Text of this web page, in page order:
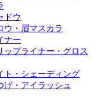
ドウ
ウ・眉マスカラ
ナー
ップライナー・グロス
ト・シェーディング
げ・アイラッシュ